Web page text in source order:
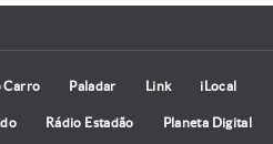
Carro Paladar Link iLocal
Rádio Estadão Planeta Digital